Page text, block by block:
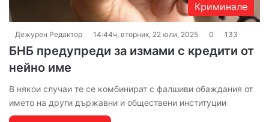
Криминале
Дежурен Редактор 14:44ч, вторник, 22 юли, 2025 0 133
БНБ предупреди за измами с кредити от
нейно име
В някои случаи те се комбинират с фалшиви обаждания от
името на други държавни и обществени институции